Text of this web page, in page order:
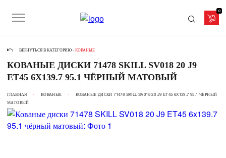
0
ВЕРНУТЬСЯ В КАТЕГОРИЮ - КОВАНЫЕ
КОВАНЫЕ ДИСКИ 71478 SKILL SV018 20 J9
ET45 6X139.7 95.1 ЧЁРНЫЙ МАТОВЫЙ
ГЛАВНАЯ КОВАНЫЕ
КОВАНЫЕ ДИСКИ 71478 SKILL SV018 20 J9 ET45 6X139.7 95.1 ЧЁРНЫЙ
МАТОВЫЙ